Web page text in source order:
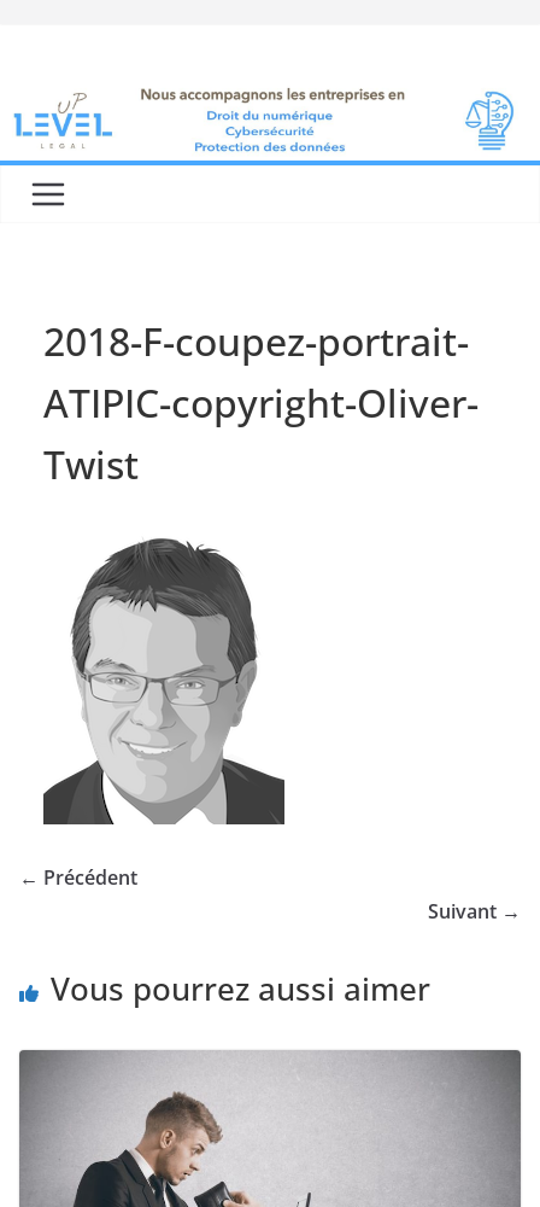
2018-F-coupez-portrait-
ATIPIC-copyright-Oliver-
Twist
← Précédent
Suivant →
Vous pourrez aussi aimer